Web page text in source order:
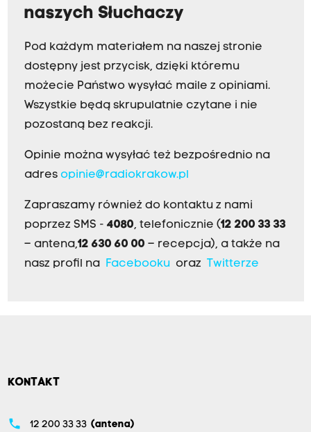
naszych Słuchaczy
Pod każdym materiałem na naszej stronie
dostępny jest przycisk, dzięki któremu
możecie Państwo wysyłać maile z opiniami.
Wszystkie będą skrupulatnie czytane i nie
pozostaną bez reakcji.
Opinie można wysyłać też bezpośrednio na
adres opinie@radiokrakow.pl
Zapraszamy również do kontaktu z nami
poprzez SMS - 4080, telefonicznie (12 200 33 33
– antena,12 630 60 00 – recepcja), a także na
nasz profil na
Facebookuoraz Twitterze
KONTAKT
phone 12 200 33 33 (antena)